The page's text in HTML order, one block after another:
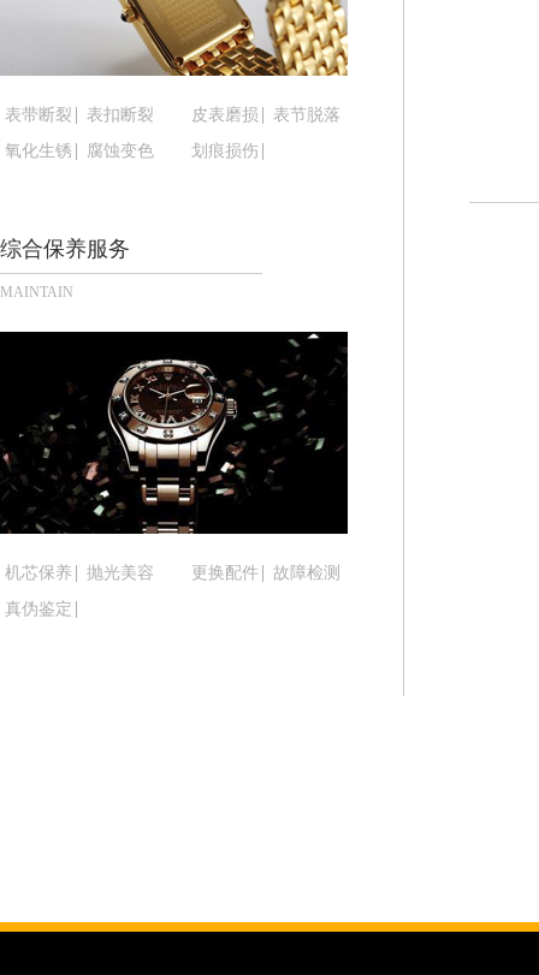
黑龙江省佳木斯市向阳区长安路腕表时光售后服务
黑龙江省牡丹江市东安区太平路腕表时光售后服务
黑龙江省七台河市桃山区大同街腕表时光售后服务
黑龙江省齐齐哈尔市龙沙区龙华路腕表时光售后服
黑龙江省双鸭山市尖山区新兴大街腕表时光售后服
吉林省白山市浑江区浑江大街腕表时光售后服务中
吉林省辽源市龙山区人民大街腕表时光售后服务中
吉林省梅河口市新华街道梅河大街腕表时光售后服
吉林省四平市铁东区紫气大路与南九经街交汇处腕
吉林省松原市宁江区五环大街腕表时光售后服务中
吉林省通化市东昌区环通乡江南大街腕表时光售后
辽宁省本溪市平山区胜利路腕表时光售后服务中心
辽宁省营口市站前区市府路与渤海大街交叉口腕表
表带断裂 表扣断裂 皮表磨损
表节脱落
氧化生锈
腐蚀变色 划痕损伤
综合保养服务
MAINTAIN
机芯保养 抛光美容 更换配件
故障检测
真伪鉴定